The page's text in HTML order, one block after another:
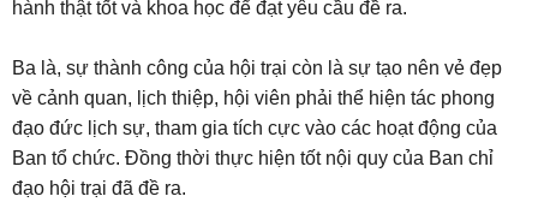
hành thật tốt và khoa học để đạt yêu cầu đề ra.
Ba là, sự thành công của hội trại còn là sự tạo nên vẻ đẹp
về cảnh quan, lịch thiệp, hội viên phải thể hiện tác phong
đạo đức lịch sự, tham gia tích cực vào các hoạt động của
Ban tổ chức. Đồng thời thực hiện tốt nội quy của Ban chỉ
đạo hội trại đã đề ra.